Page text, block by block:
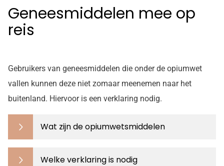
Geneesmiddelen mee op
reis
Gebruikers van geneesmiddelen die onder de opiumwet
vallen kunnen deze niet zomaar meenemen naar het
buitenland. Hiervoor is een verklaring nodig.
Wat zijn de opiumwetsmiddelen
Welke verklaring is nodig